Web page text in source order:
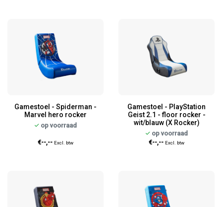
Gamestoel - Spiderman -
Marvel hero rocker
op voorraad
€--,-- Excl. btw
Gamestoel - PlayStation
Geist 2.1 - floor rocker -
wit/blauw (X Rocker)
op voorraad
€--,-- Excl. btw